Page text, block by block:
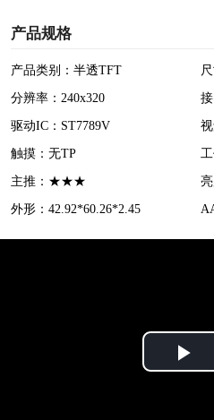
产品规格
产品类别：半透TFT
分辨率：240x320
驱动IC：ST7789V
触摸：无TP
主推：★★★
外形：42.92*60.26*2.45
P